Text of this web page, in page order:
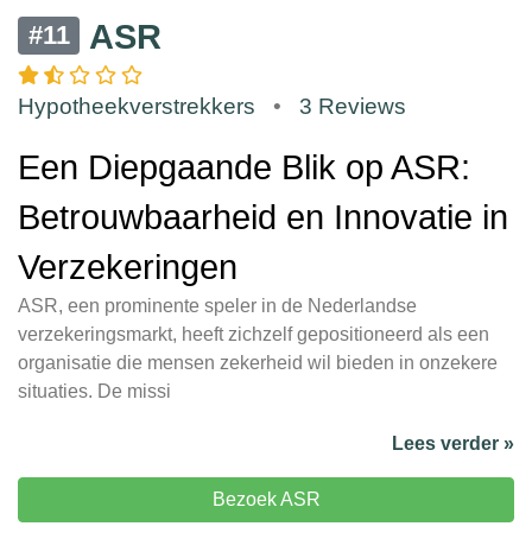
#11 ASR
Hypotheekverstrekkers • 3 Reviews
Een Diepgaande Blik op ASR:
Betrouwbaarheid en Innovatie in
Verzekeringen
ASR, een prominente speler in de Nederlandse
verzekeringsmarkt, heeft zichzelf gepositioneerd als een
organisatie die mensen zekerheid wil bieden in onzekere
situaties. De missi
Lees verder »
Bezoek ASR